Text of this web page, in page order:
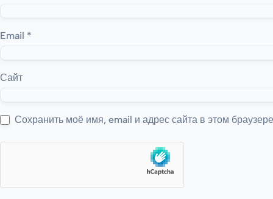
Email *
Сайт
Сохранить моё имя, email и адрес сайта в этом